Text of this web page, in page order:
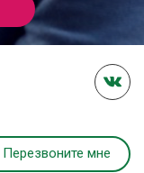
Перезвоните мне